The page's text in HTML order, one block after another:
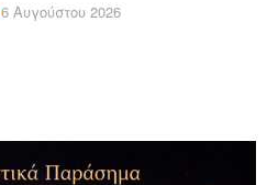
6 Αυγούστου 2026